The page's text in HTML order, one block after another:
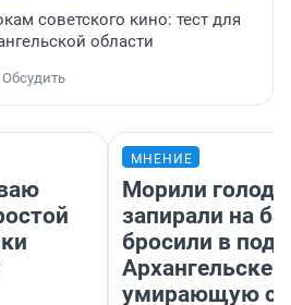
советского кино: тест для
области
Обсудить
МНЕНИЕ
Морили
запирали на
бросили в
Архангельске
умирающую